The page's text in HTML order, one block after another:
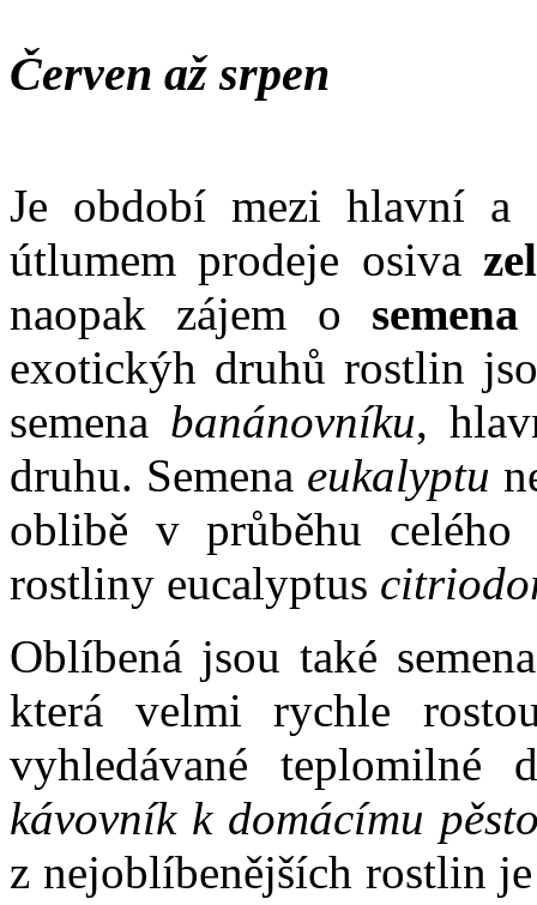
Červen až srpen
Je období mezi hlavní a
útlumem prodeje osiva
naopak zájem o
exotickýh druhů rostlin
semena banánovníku,
druhu. Semena eukalyptu
oblibě v průběhu
rostliny eucalyptus
Oblíbená jsou také
která velmi rychle
vyhledávané
kávovník k domácímu
z nejoblíbenějších rostlin